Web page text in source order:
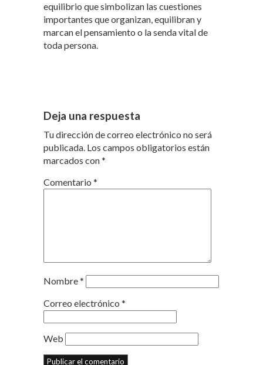
equilibrio que simbolizan las cuestiones
importantes que organizan, equilibran y
marcan el pensamiento o la senda vital de
toda persona.
Deja una respuesta
Tu dirección de correo electrónico no será
publicada. Los campos obligatorios están
marcados con*
Comentario *
Nombre*
Correo electrónico *
Web